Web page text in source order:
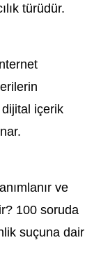
türüdür.
içerik
ve
100 soruda
suçuna dair